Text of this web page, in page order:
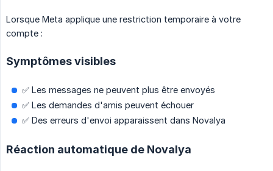
Lorsque Meta applique une restriction temporaire à votre
compte :
Symptômes visibles
✅ Les messages ne peuvent plus être envoyés
✅ Les demandes d'amis peuvent échouer
✅ Des erreurs d'envoi apparaissent dans Novalya
Réaction automatique de Novalya